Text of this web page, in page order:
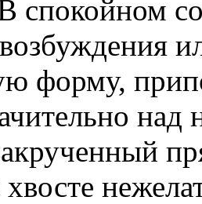
спокойном
форму,